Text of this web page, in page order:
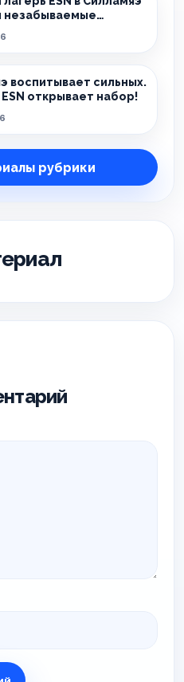
незабываемые
воспитывает сильных.
открывает набор!
рубрики